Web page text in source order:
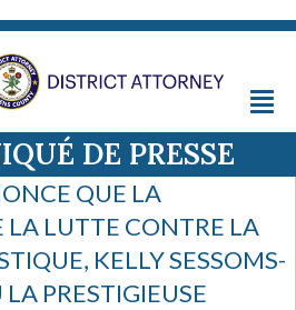
DE PRESSE
QUE LA
LA LUTTE CONTRE LA
KELLY SESSOMS-
PRESTIGIEUSE